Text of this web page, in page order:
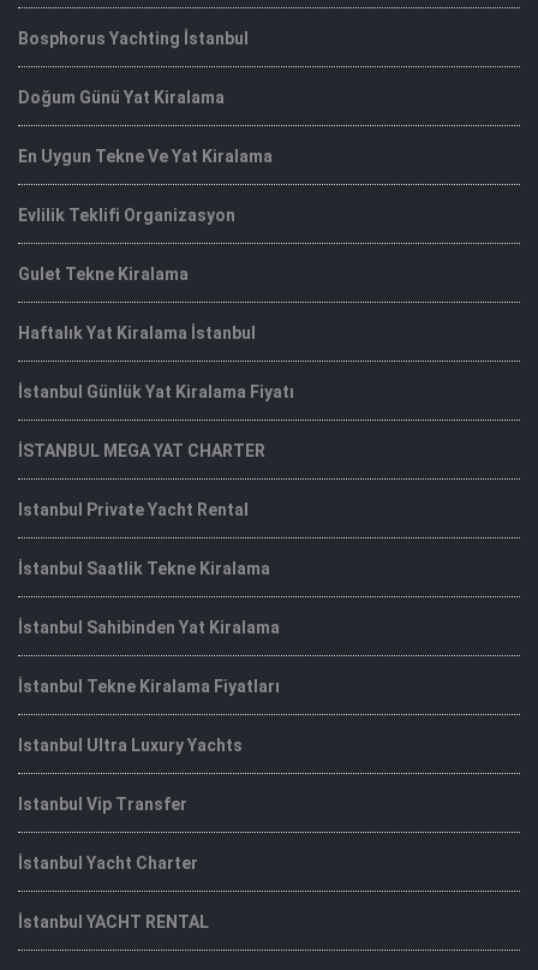
Bosphorus Yachting İstanbul
Doğum Günü Yat Kiralama
En Uygun Tekne Ve Yat Kiralama
Evlilik Teklifi Organizasyon
Gulet Tekne Kiralama
Haftalık Yat Kiralama İstanbul
İstanbul Günlük Yat Kiralama Fiyatı
İSTANBUL MEGA YAT CHARTER
Istanbul Private Yacht Rental
İstanbul Saatlik Tekne Kiralama
İstanbul Sahibinden Yat Kiralama
İstanbul Tekne Kiralama Fiyatları
Istanbul Ultra Luxury Yachts
Istanbul Vip Transfer
İstanbul Yacht Charter
İstanbul YACHT RENTAL